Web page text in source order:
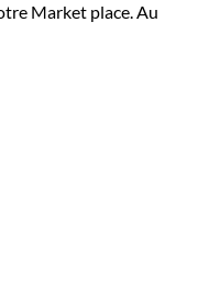
Market place. Au